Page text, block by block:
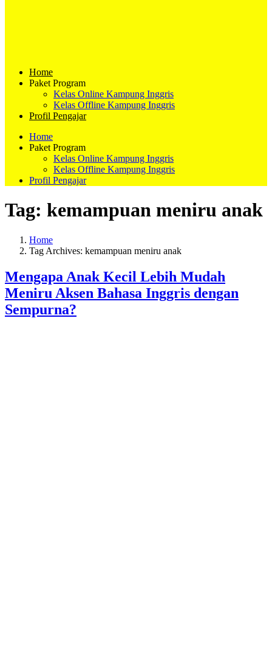
Home
Paket Program
Kelas Online Kampung Inggris
Kelas Offline Kampung Inggris
Profil Pengajar
Home
Paket Program
Kelas Online Kampung Inggris
Kelas Offline Kampung Inggris
Profil Pengajar
Tag: kemampuan meniru anak
Home
Tag Archives: kemampuan meniru anak
Mengapa Anak Kecil Lebih Mudah
Meniru Aksen Bahasa Inggris dengan
Sempurna?